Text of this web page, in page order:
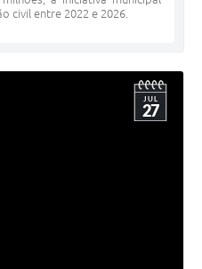
civil entre 2022 e 2026.
JUL
27